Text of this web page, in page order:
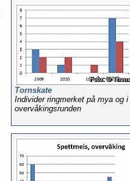
Tornskate
Individer ringmerket på mya og i
overvåkingsrunden